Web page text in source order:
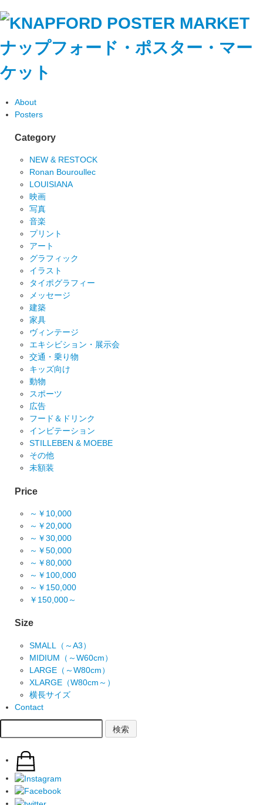
ナップフォード・ポスター・マー
ケット
About
Posters
Category
NEW & RESTOCK
Ronan Bouroullec
LOUISIANA
映画
写真
音楽
プリント
アート
グラフィック
イラスト
タイポグラフィー
メッセージ
建築
家具
ヴィンテージ
エキシビション・展示会
交通・乗り物
キッズ向け
動物
スポーツ
広告
フード＆ドリンク
インビテーション
STILLEBEN & MOEBE
その他
未額装
Price
～￥10,000
～￥20,000
～￥30,000
～￥50,000
～￥80,000
～￥100,000
～￥150,000
￥150,000～
Size
SMALL（～A3）
MIDIUM（～W60cm）
LARGE（～W80cm）
XLARGE（W80cm～）
横長サイズ
Contact